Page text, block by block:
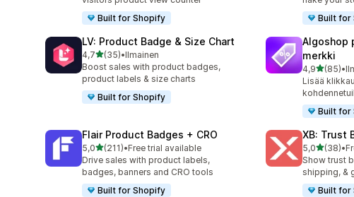
Built for Shopify
Built for
LV: Product Badge & Size Chart
4,7/ 5 tähteä
(35)
35 arvostelua yhteensä
•Ilmainen
Boost sales with product badges,
product labels & size charts
Built for Shopify
Algoshop
merkki
4,9/ 5 tähteä
(85)
85 •
Lisää
Built for
Flair Product Badges + CRO
5,0/ 5 tähteä
(211)
211 arvostelua yhteensä
•Free trial available
Drive sales with product labels,
badges, banners and CRO tools
Built for Shopify
XB: Trust
5,0/ 5 tähteä
(38)
38 •
Show trust
shipping, &
Built for